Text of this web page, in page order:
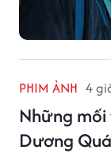
PHIM ẢNH 4
Những
Dương Quá